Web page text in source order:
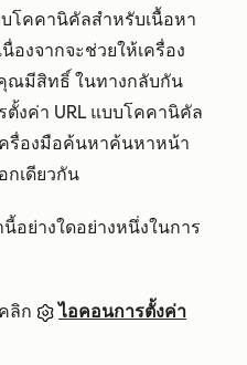
โคคานิคัลสำหรับเนื้อหา
งจากจะช่วยให้เครื่อง
ณมีสิทธิ์ ในทางกลับกัน
ตั้งค่า URL แบบโคคานิคัล
รื่องมือค้นหาค้นหาหน้า
กเดียวกัน
อย่างใดอย่างหนึ่งในการ
ลิก
ไอคอนการตั้งค่า